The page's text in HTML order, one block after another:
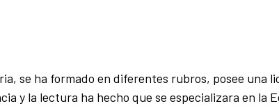
se ha formado en diferentes rubros, posee una
y la lectura ha hecho que se especializara en la